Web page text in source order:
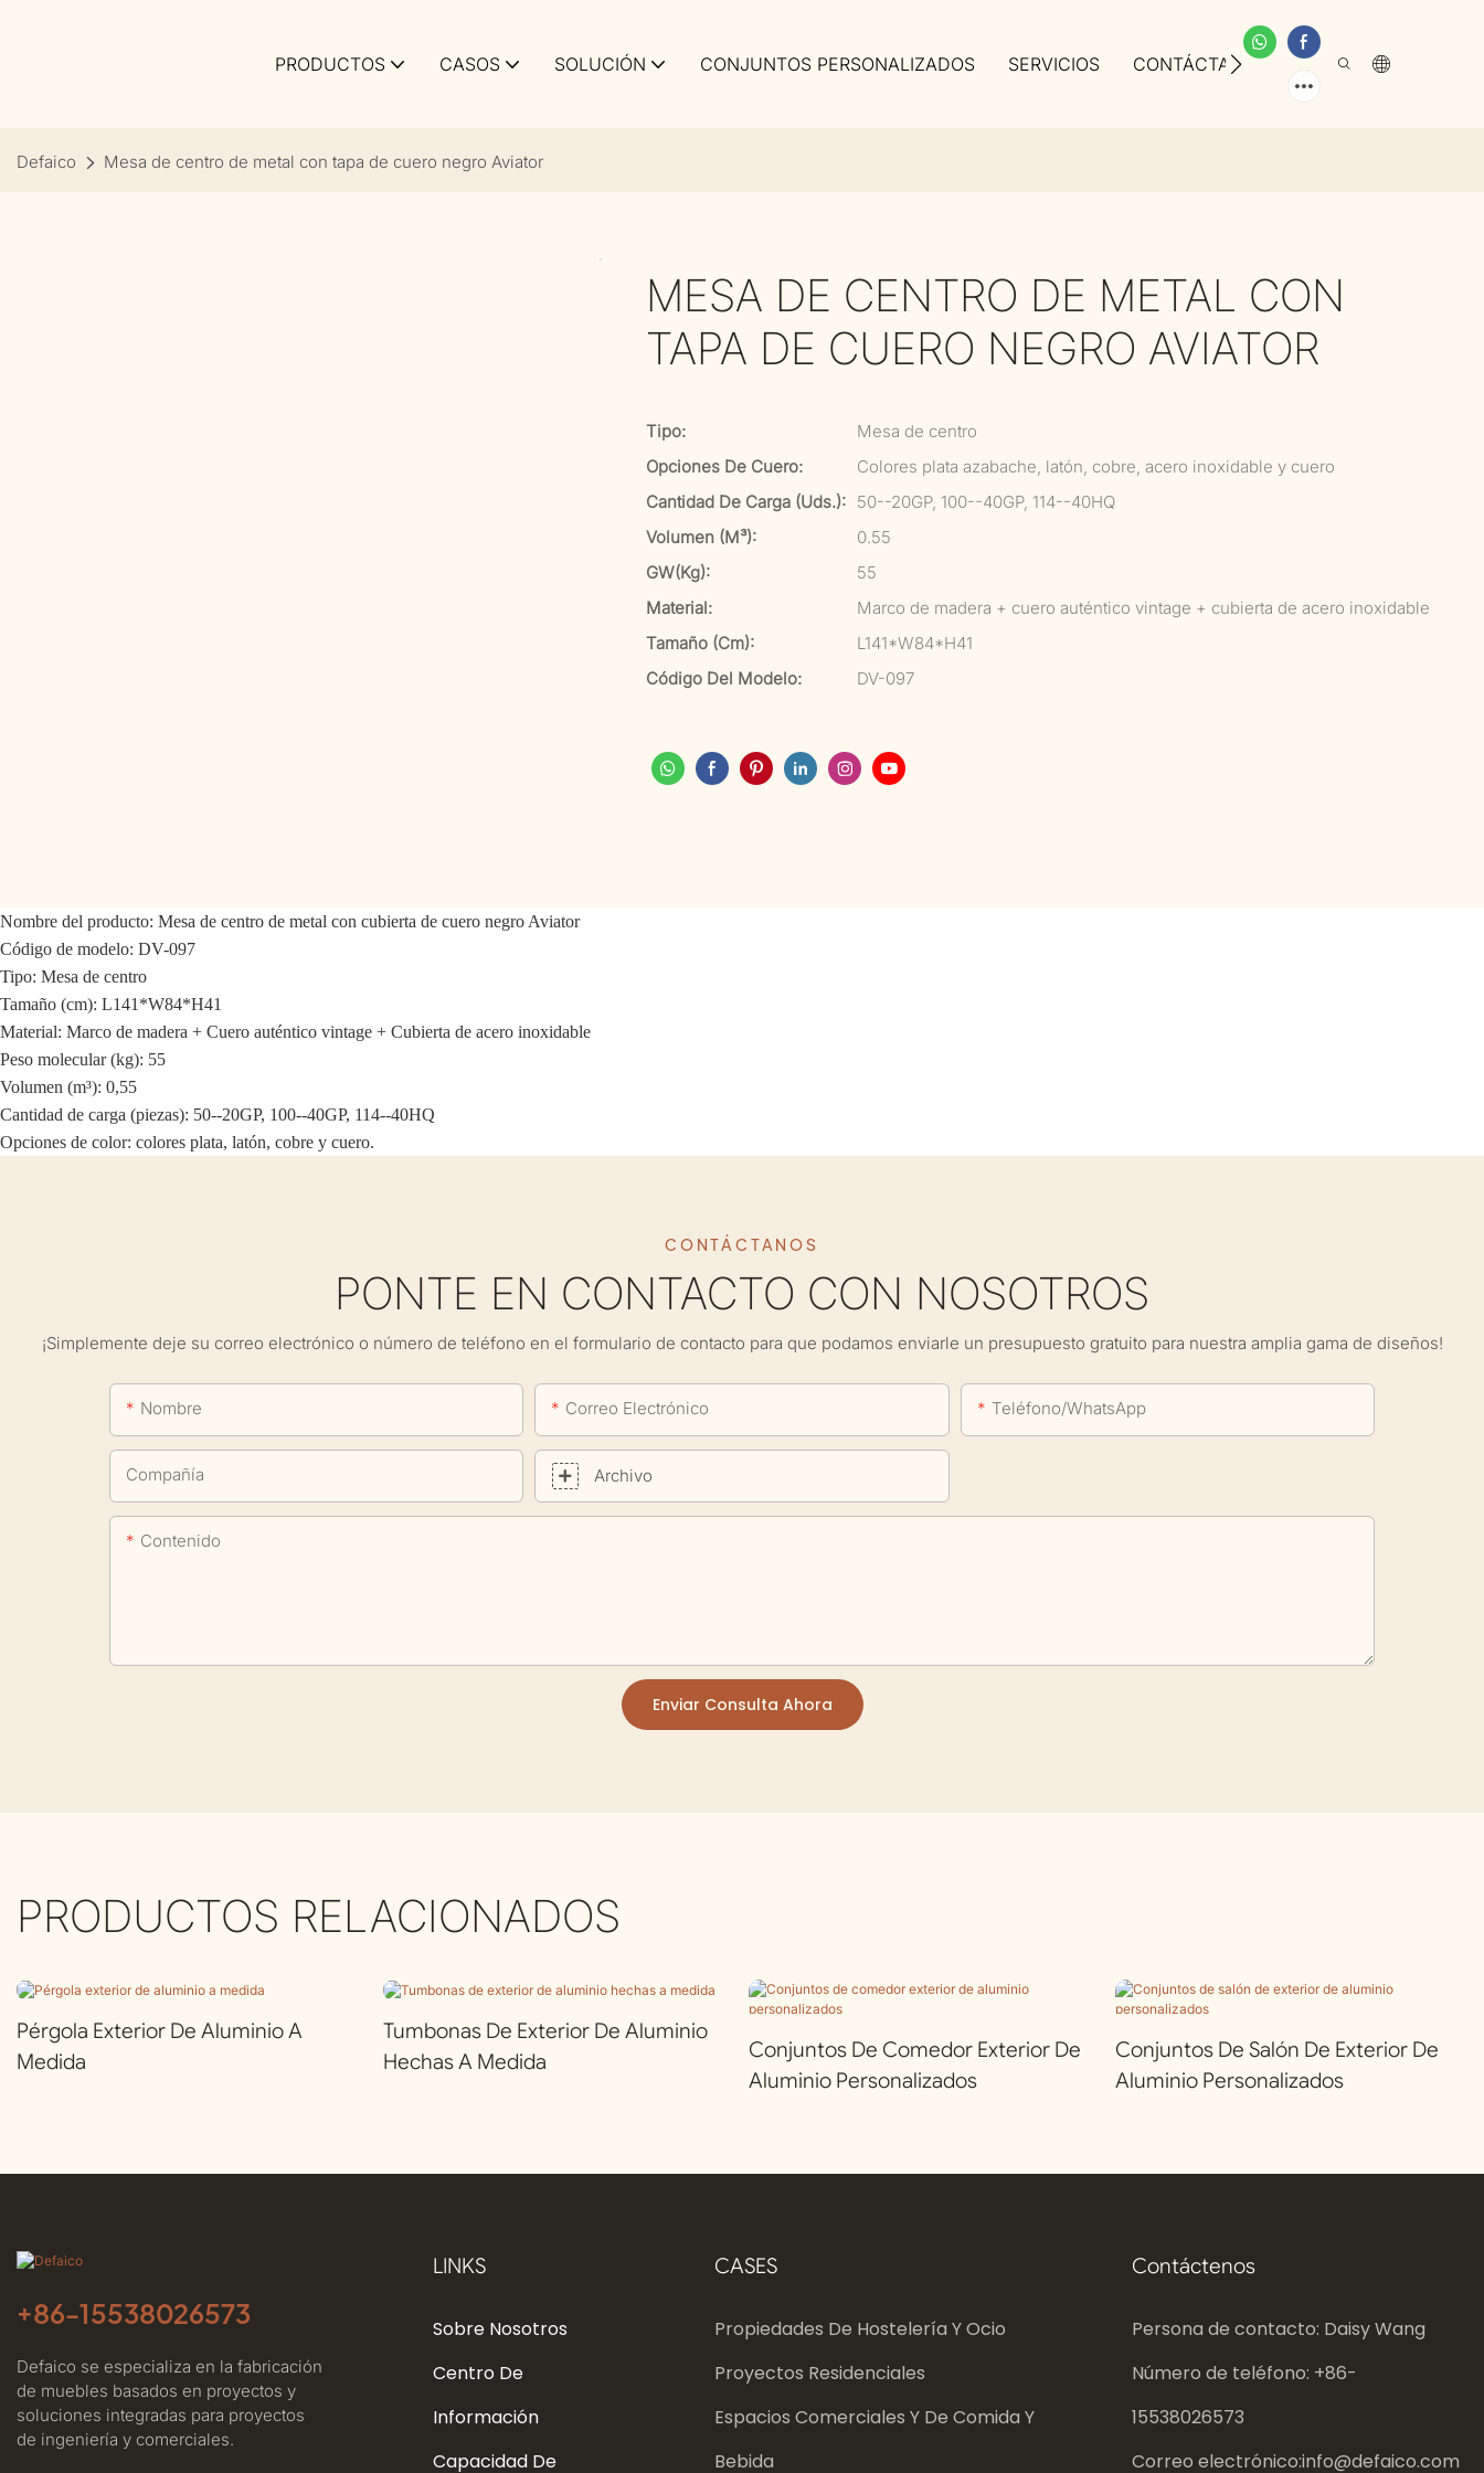
PRODUCTOS CASOS SOLUCIÓN CONJUNTOS PERSONALIZADOS SERVICIOS CONTÁCTANOS SOBRE NOSOTROS
Defaico Mesa de centro de metal con tapa de cuero negro Aviator
MESA DE CENTRO DE METAL CON
TAPA DE CUERO NEGRO AVIATOR
Tipo:
Mesa de centro
Opciones De Cuero:
Colores plata azabache, latón, cobre, acero inoxidable y cuero
Cantidad De Carga (uds.): 50--20GP, 100--40GP, 114--40HQ
Volumen (m³):
0.55
GW(kg):
55
Material:
Marco de madera + cuero auténtico vintage + cubierta de acero inoxidable
Tamaño (cm):
L141*W84*H41
Código Del Modelo:
DV-097
Nombre del producto: Mesa de centro de metal con cubierta de cuero negro Aviator
Código de modelo: DV-097
Tipo: Mesa de centro
Tamaño (cm): L141*W84*H41
Material: Marco de madera + Cuero auténtico vintage + Cubierta de acero inoxidable
Peso molecular (kg): 55
Volumen (m³): 0,55
Cantidad de carga (piezas): 50--20GP, 100--40GP, 114--40HQ
Opciones de color: colores plata, latón, cobre y cuero.
CONTÁCTANOS
PONTE EN CONTACTO CON NOSOTROS
¡Simplemente deje su correo electrónico o número de teléfono en el formulario de contacto para que podamos enviarle un presupuesto gratuito para nuestra amplia gama de diseños!
Nombre Correo Electrónico Teléfono/WhatsApp
Compañía Archivo
Contenido
Enviar Consulta Ahora
PRODUCTOS RELACIONADOS
Pérgola Exterior De Aluminio A
Medida
Tumbonas De Exterior De Aluminio
Hechas A Medida
Conjuntos De Comedor Exterior De
Aluminio Personalizados
Conjuntos De Salón De Exterior De
Aluminio Personalizados
+86-15538026573
Defaico se especializa en la fabricación
de muebles basados ​​en proyectos y
soluciones integradas para proyectos
de ingeniería y comerciales.
LINKS
Sobre Nosotros
Centro De
Información
Capacidad De
CASES
Propiedades De Hostelería Y Ocio
Proyectos Residenciales
Espacios Comerciales Y De Comida Y
Bebida
Contáctenos
Persona de contacto: Daisy Wang
Número de teléfono: +86-
15538026573
Correo electrónico:info@defaico.com